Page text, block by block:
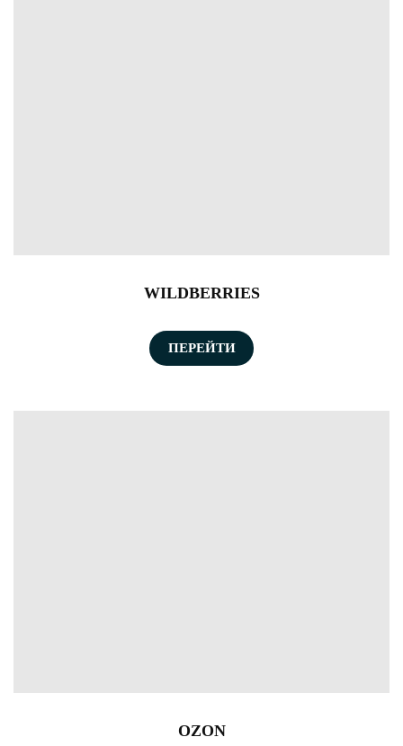
WILDBERRIES
ПЕРЕЙТИ
OZON